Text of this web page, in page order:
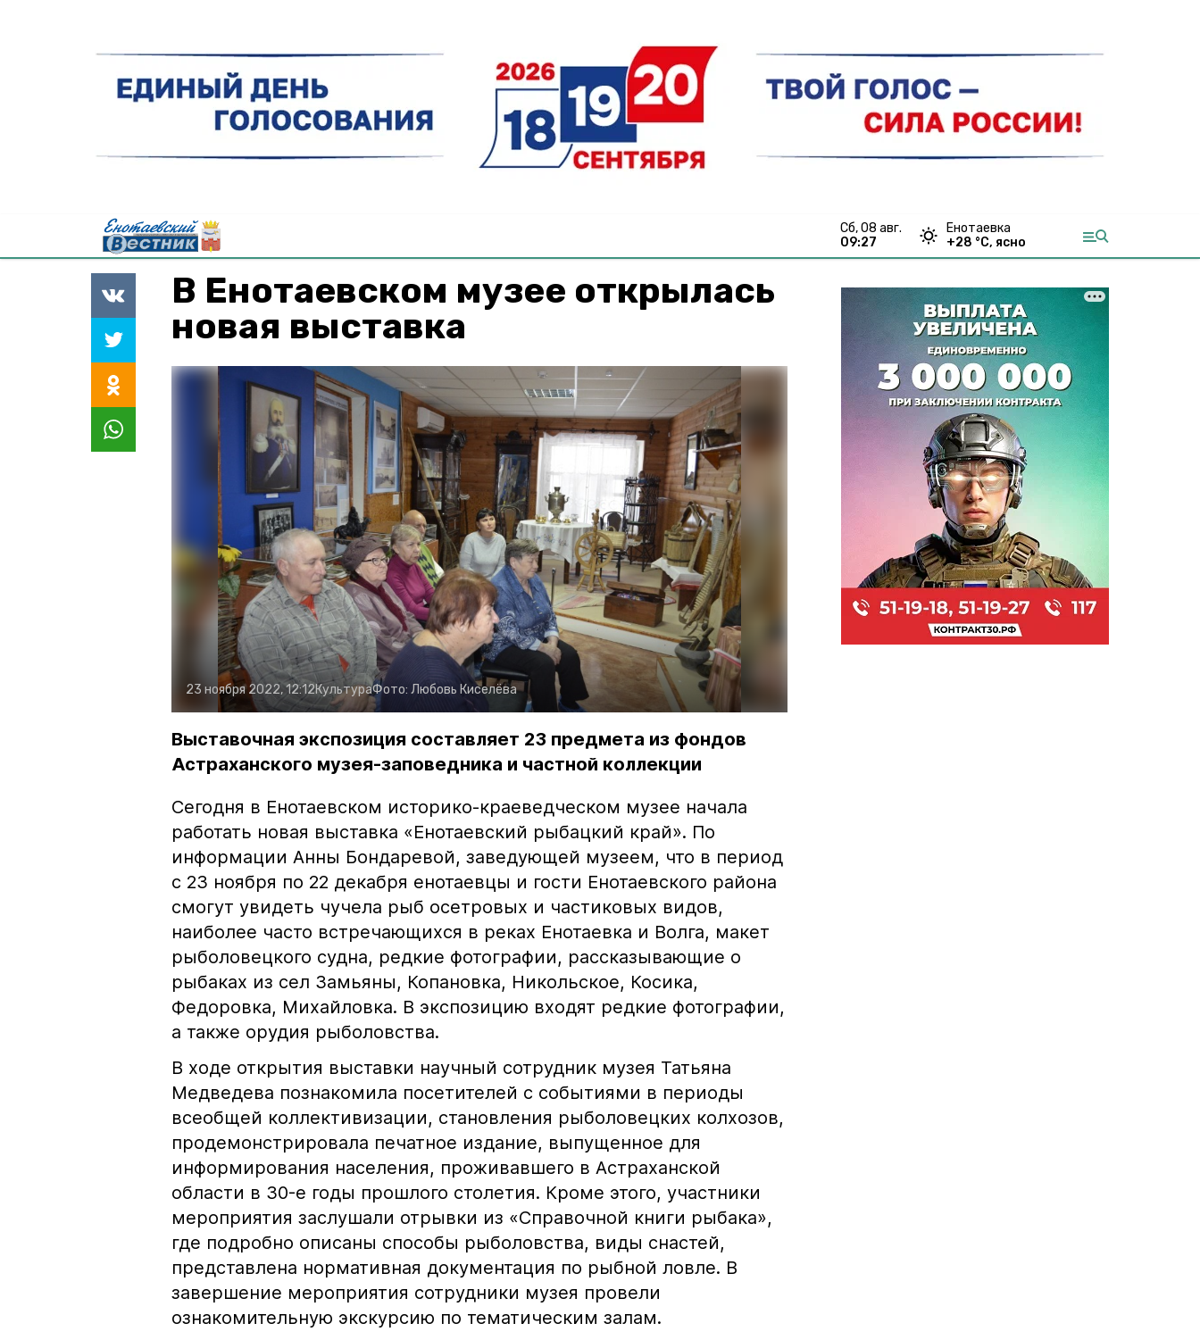
сб, 08 авг.
09:27
Енотаевка
+28 °С, ясно
В Енотаевском музее открылась
новая выставка
23 ноября 2022, 12:12КультураФото: Любовь Киселёва
Выставочная экспозиция составляет 23 предмета из фондов
Астраханского музея-заповедника и частной коллекции
Сегодня в Енотаевском историко-краеведческом музее начала
работать новая выставка «Енотаевский рыбацкий край». По
информации Анны Бондаревой, заведующей музеем, что в период
с 23 ноября по 22 декабря енотаевцы и гости Енотаевского района
смогут увидеть чучела рыб осетровых и частиковых видов,
наиболее часто встречающихся в реках Енотаевка и Волга, макет
рыболовецкого судна, редкие фотографии, рассказывающие о
рыбаках из сел Замьяны, Копановка, Никольское, Косика,
Федоровка, Михайловка. В экспозицию входят редкие фотографии,
а также орудия рыболовства.
В ходе открытия выставки научный сотрудник музея Татьяна
Медведева познакомила посетителей с событиями в периоды
всеобщей коллективизации, становления рыболовецких колхозов,
продемонстрировала печатное издание, выпущенное для
информирования населения, проживавшего в Астраханской
области в 30-е годы прошлого столетия. Кроме этого, участники
мероприятия заслушали отрывки из «Справочной книги рыбака»,
где подробно описаны способы рыболовства, виды снастей,
представлена нормативная документация по рыбной ловле. В
завершение мероприятия сотрудники музея провели
ознакомительную экскурсию по тематическим залам.